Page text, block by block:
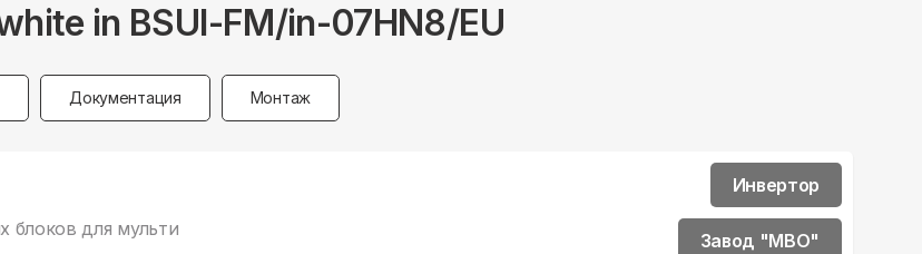
in BSUI-FM/in-07HN8/EU
Документация Монтаж
блоков для мульти
Инвертор
Завод "MBO"